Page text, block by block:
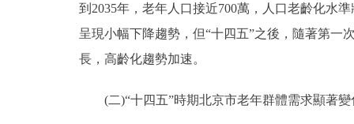
到2035年，老年人口接近700萬，人口老齡化水
呈現小幅下降趨勢，但“十四五”之後，隨著第一
長，高齡化趨勢加速。
(二)“十四五”時期北京市老年群體需求顯著變